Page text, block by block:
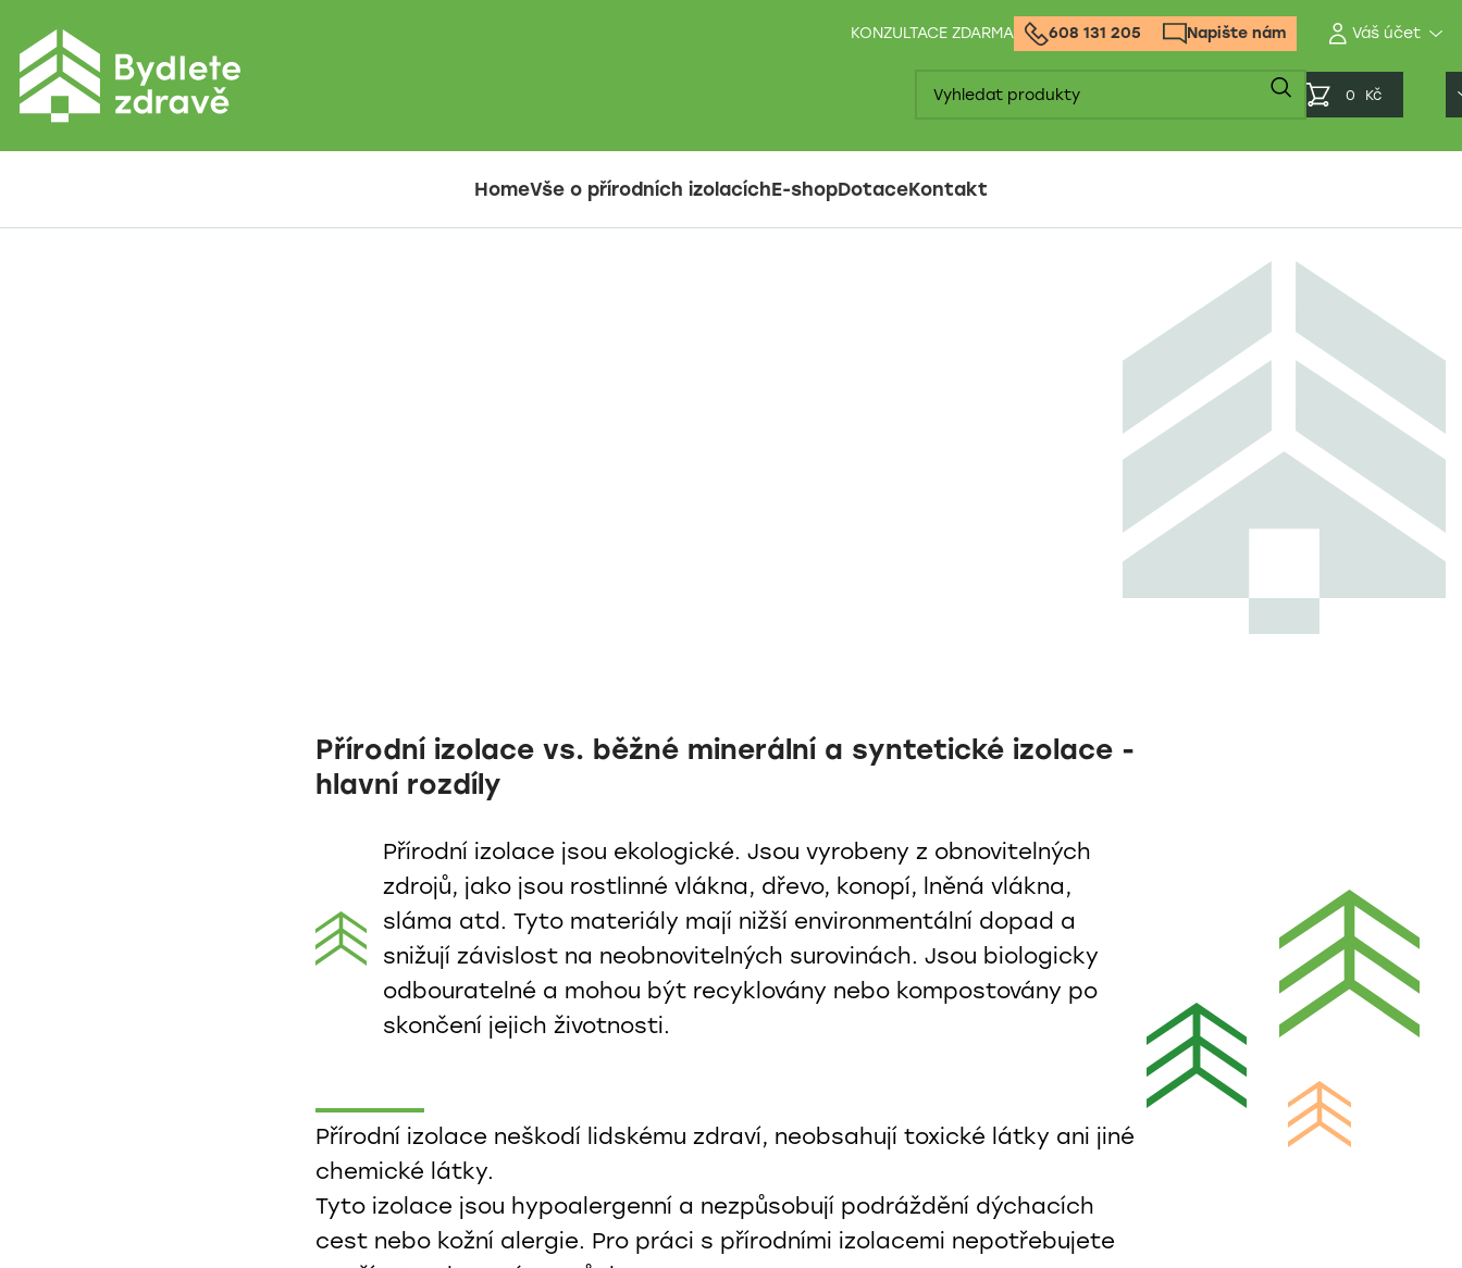
KONZULTACE ZDARMA 608 131 205 Napište nám
0 Kč
HomeVše o přírodních izolacíchE-shopDotaceKontakt
Přírodní izolace vs. běžné minerální a syntetické izolace -
hlavní rozdíly
Přírodní izolace jsou ekologické. Jsou vyrobeny z obnovitelných
zdrojů, jako jsou rostlinné vlákna, dřevo, konopí, lněná vlákna,
sláma atd. Tyto materiály mají nižší environmentální dopad a
snižují závislost na neobnovitelných surovinách. Jsou biologicky
odbouratelné a mohou být recyklovány nebo kompostovány po
skončení jejich životnosti.
Přírodní izolace neškodí lidskému zdraví, neobsahují toxické látky ani jiné
chemické látky.
Tyto izolace jsou hypoalergenní a nezpůsobují podráždění dýchacích
cest nebo kožní alergie. Pro práci s přírodními izolacemi nepotřebujete